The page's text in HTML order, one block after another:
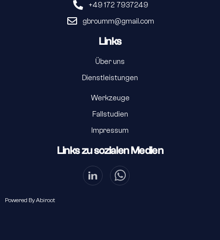
+49 172 7937249
gbroumm@gmail.com
Links
Über uns
Dienstleistungen
Werkzeuge
Fallstudien
Impressum
Links zu sozialen Medien
Powered ByAbiroot